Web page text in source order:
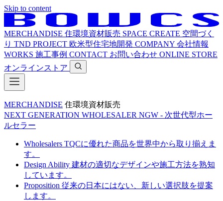
Skip to content
MERCHANDISE 住環境資材販売 SPACE CREATE 空間づく
り TND PROJECT 欧米型住宅地開発 COMPANY 会社情報
WORKS 施工事例 CONTACT お問い合わせ ONLINE STORE
オンラインストア
MERCHANDISE 住環境資材販売
NEXT GENERATION WHOLESALER NGW - 次世代型ホー
ルセラー
Wholesalers TQCに優れた商品を世界中から取り揃えま
す。
Design Ability 建材の適切なデザインや施工方法を熟知
しています。
Proposition 従来の日本にはない、新しい選択肢を提案
します。